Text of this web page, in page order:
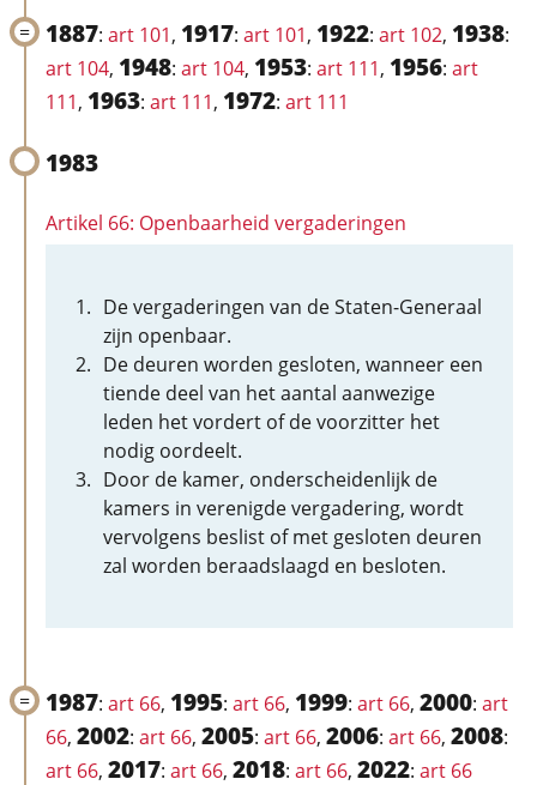
1887: art 101, 1917: art 101, 1922: art 102, 1938:
art 104, 1948: art 104, 1953: art 111, 1956: art
111, 1963: art 111, 1972: art 111
1983
Artikel 66: Openbaarheid vergaderingen
De vergaderingen van de Staten-Generaal
zijn openbaar.
De deuren worden gesloten, wanneer een
tiende deel van het aantal aanwezige
leden het vordert of de voorzitter het
nodig oordeelt.
Door de kamer, onderscheidenlijk de
kamers in verenigde vergadering, wordt
vervolgens beslist of met gesloten deuren
zal worden beraadslaagd en besloten.
1987: art 66, 1995: art 66, 1999: art 66, 2000: art
66, 2002: art 66, 2005: art 66, 2006: art 66, 2008:
art 66, 2017: art 66, 2018: art 66, 2022: art 66